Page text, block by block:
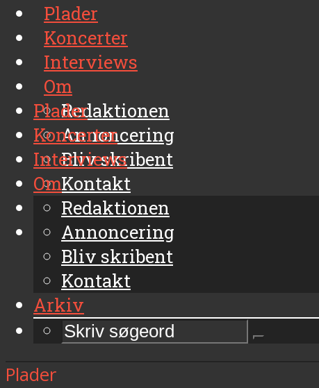
Plader
Koncerter
Interviews
Om
Redaktionen
Annoncering
Bliv skribent
Kontakt
Arkiv
Plader
Koncerter
Interviews
Om
Redaktionen
Annoncering
Bliv skribent
Kontakt
Arkiv
Plader